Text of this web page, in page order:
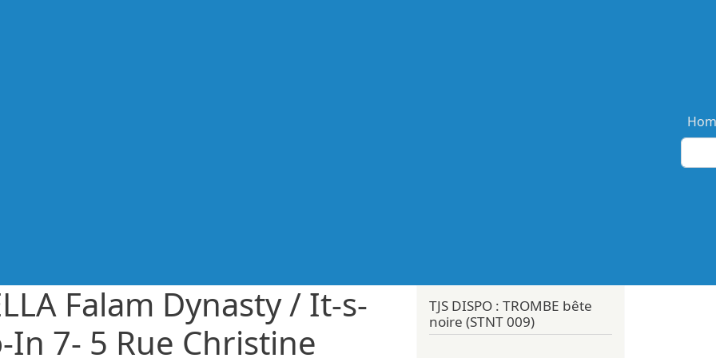
Falam Dynasty / It-s-
In 7- 5 Rue Christine
TJS DISPO : TROMBE bête
noire (STNT 009)